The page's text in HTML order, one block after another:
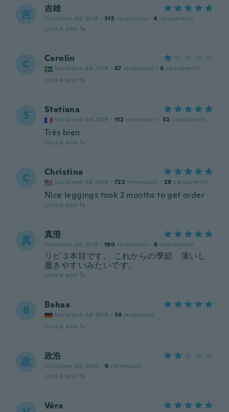
吉 吉雄
Iscrizione dal 2018 · 315 recensioni · 4 caricamenti
circa 6 anni fa
C Carolin
Iscrizione dal 2016 · 67 recensioni · 6 caricamenti
circa 6 anni fa
S Statiana
Iscrizione dal 2019 · 112 recensioni · 32 caricamenti
Très bien
circa 6 anni fa
C Christina
Iscrizione dal 2019 · 722 recensioni · 28 caricamenti
Nice leggings took 2 months to get order
circa 6 anni fa
真 真澄
Iscrizione dal 2018 · 160 recensioni · 8 caricamenti
リピ３本目です。 これからの季節 薄いし
履きやすいみたいです。
circa 6 anni fa
B Bahaa
Iscrizione dal 2019 · 36 recensioni
circa 6 anni fa
政 政浩
Iscrizione dal 2020 · 9 recensioni
circa 6 anni fa
Věra